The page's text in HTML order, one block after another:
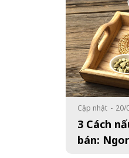
Cập nhật - 20/
3 Cách
bán: